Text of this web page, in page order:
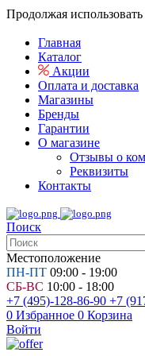
Продолжая
Главная
Каталог
Акции
Оплата и доставка
Магазины
Бренды
Гарантии
О магазине
Отзывы о
Реквизиты
Контакты
Поиск
Местоположение
ПН-ПТ 09:00 - 19:00
СБ-ВС 10:00 - 18:00
+7 (495)-128-86-90 +7
0 Избранное 0 Корзина
Войти